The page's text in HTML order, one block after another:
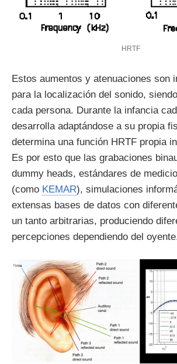
HRTF
Estos aumentos y atenuaciones son
para la localización del sonido,
cada persona. Durante la infancia
desarrolla adaptándose a su propia
determina una función HRTF propia
Es por esto que las grabaciones
dummy heads, estándares de
(como KEMAR), simulaciones
extensas bases de datos con
un tanto arbitrarias, produciendo
percepciones dependiendo del